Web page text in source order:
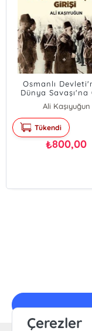
Osmanlı
Dünya Savaşı'na
Ali Kaşıyuğun
Tükendi
₺800,00
Çerezler